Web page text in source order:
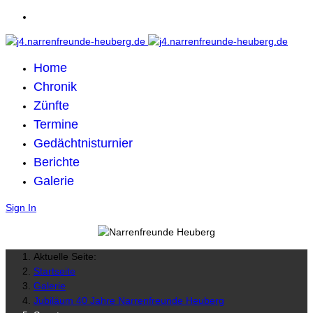
Home
Chronik
Zünfte
Termine
Gedächtnisturnier
Berichte
Galerie
Sign In
Aktuelle Seite:
Startseite
Galerie
Jubiläum 40 Jahre Narrenfreunde Heuberg